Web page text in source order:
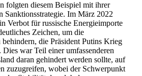
folgten diesem Beispiel mit ihrer
Sanktionsstrategie. Im März 2022
Verbot für russische Energieimporte
Zeichen, um die
behindern, die Präsident Putins Krieg
war Teil einer umfassenderen
daran gehindert werden sollte, auf
zuzugreifen, wobei der Schwerpunkt